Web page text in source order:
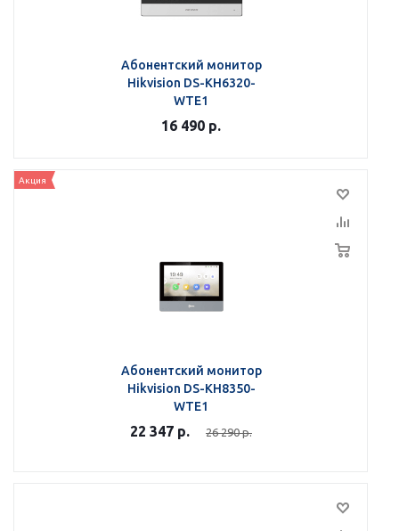
Абонентский монитор
Hikvision DS-KH6320-
WTE1
16 490 р.
Акция
Абонентский монитор
Hikvision DS-KH8350-
WTE1
22 347 р. 26 290р.